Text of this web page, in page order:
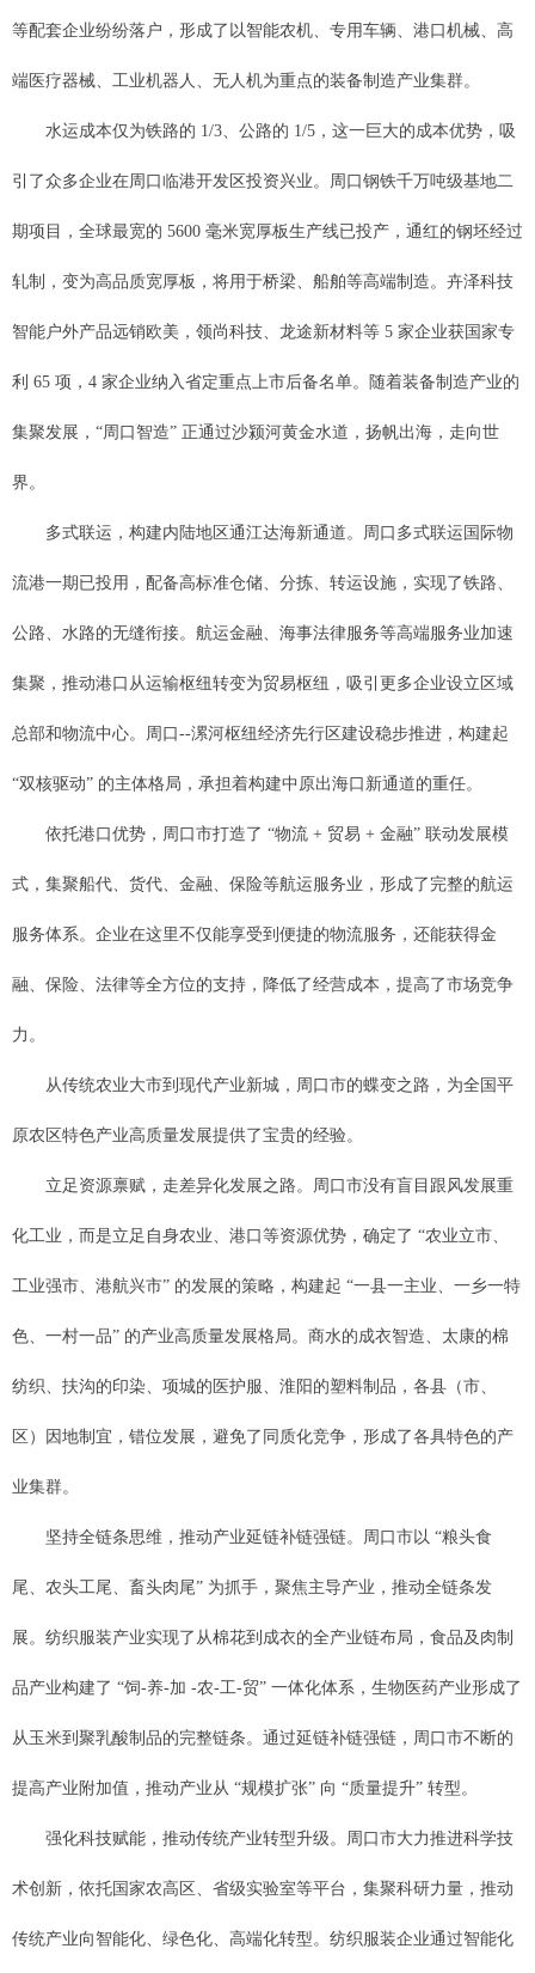
等配套企业纷纷落户，形成了以智能农机、专用车辆、港口机械、高
端医疗器械、工业机器人、无人机为重点的装备制造产业集群。
水运成本仅为铁路的 1/3、公路的 1/5，这一巨大的成本优势，吸
引了众多企业在周口临港开发区投资兴业。周口钢铁千万吨级基地二
期项目，全球最宽的 5600 毫米宽厚板生产线已投产，通红的钢坯经过
轧制，变为高品质宽厚板，将用于桥梁、船舶等高端制造。卉泽科技
智能户外产品远销欧美，领尚科技、龙途新材料等 5 家企业获国家专
利 65 项，4 家企业纳入省定重点上市后备名单。随着装备制造产业的
集聚发展，“周口智造” 正通过沙颍河黄金水道，扬帆出海，走向世
界。
多式联运，构建内陆地区通江达海新通道。周口多式联运国际物
流港一期已投用，配备高标准仓储、分拣、转运设施，实现了铁路、
公路、水路的无缝衔接。航运金融、海事法律服务等高端服务业加速
集聚，推动港口从运输枢纽转变为贸易枢纽，吸引更多企业设立区域
总部和物流中心。周口--漯河枢纽经济先行区建设稳步推进，构建起
“双核驱动” 的主体格局，承担着构建中原出海口新通道的重任。
依托港口优势，周口市打造了 “物流 + 贸易 + 金融” 联动发展模
式，集聚船代、货代、金融、保险等航运服务业，形成了完整的航运
服务体系。企业在这里不仅能享受到便捷的物流服务，还能获得金
融、保险、法律等全方位的支持，降低了经营成本，提高了市场竞争
力。
从传统农业大市到现代产业新城，周口市的蝶变之路，为全国平
原农区特色产业高质量发展提供了宝贵的经验。
立足资源禀赋，走差异化发展之路。周口市没有盲目跟风发展重
化工业，而是立足自身农业、港口等资源优势，确定了 “农业立市、
工业强市、港航兴市” 的发展的策略，构建起 “一县一主业、一乡一特
色、一村一品” 的产业高质量发展格局。商水的成衣智造、太康的棉
纺织、扶沟的印染、项城的医护服、淮阳的塑料制品，各县（市、
区）因地制宜，错位发展，避免了同质化竞争，形成了各具特色的产
业集群。
坚持全链条思维，推动产业延链补链强链。周口市以 “粮头食
尾、农头工尾、畜头肉尾” 为抓手，聚焦主导产业，推动全链条发
展。纺织服装产业实现了从棉花到成衣的全产业链布局，食品及肉制
品产业构建了 “饲-养-加 -农-工-贸” 一体化体系，生物医药产业形成了
从玉米到聚乳酸制品的完整链条。通过延链补链强链，周口市不断的
提高产业附加值，推动产业从 “规模扩张” 向 “质量提升” 转型。
强化科技赋能，推动传统产业转型升级。周口市大力推进科学技
术创新，依托国家农高区、省级实验室等平台，集聚科研力量，推动
传统产业向智能化、绿色化、高端化转型。纺织服装企业通过智能化